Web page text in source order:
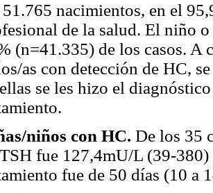
nacimientos, en el
de la salud. El niño
(n=41.335) de los casos. A
as con detección de HC,
se les hizo el
niños con HC. De los 35
fue 127,4mU/L (39-
fue de 50 días (10 a